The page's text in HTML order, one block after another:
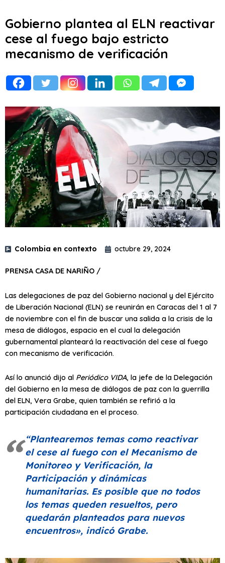
Gobierno plantea al ELN reactivar
cese al fuego bajo estricto
mecanismo de verificación
Colombia en contexto octubre 29, 2024
PRENSA CASA DE NARIÑO /
Las delegaciones de paz del Gobierno nacional y del Ejército
de Liberación Nacional (ELN) se reunirán en Caracas del 1 al 7
de noviembre con el fin de buscar una salida a la crisis de la
mesa de diálogos, espacio en el cual la delegación
gubernamental planteará la reactivación del cese al fuego
con mecanismo de verificación.
Así lo anunció dijo al Periódico VIDA, la jefe de la Delegación
del Gobierno en la mesa de diálogos de paz con la guerrilla
del ELN, Vera Grabe, quien también se refirió a la
participación ciudadana en el proceso.
“Plantearemos temas como reactivar
el cese al fuego con el Mecanismo de
Monitoreo y Verificación, la
Participación y dinámicas
humanitarias. Es posible que no todos
los temas queden resueltos, pero
quedarán planteados para nuevos
encuentros», indicó Grabe.